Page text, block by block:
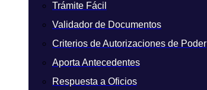
Trámite Fácil
Validador de Documentos
Criterios de Autorizaciones de Poder
Aporta Antecedentes
Respuesta a Oficios